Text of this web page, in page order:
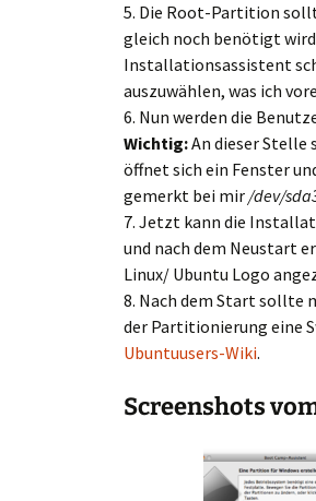
5. Die Root-Partition
gleich noch benötigt
Installationsassistent
auszuwählen, was ich
6. Nun werden die
Wichtig:An dieser Stelle
öffnet sich ein Fenster
gemerkt bei mir/dev/
7. Jetzt kann die
und nach dem Neustart
Linux/ Ubuntu Logo
8. Nach dem Start sollte
der Partitionierung eine
Ubuntuusers-Wiki.
Screenshots